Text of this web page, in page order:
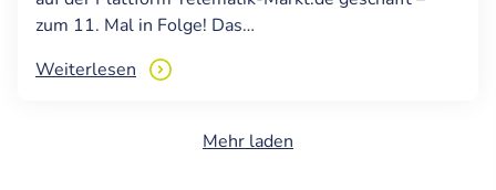
zum 11. Mal in Folge! Das…
Weiterlesen
Mehr laden